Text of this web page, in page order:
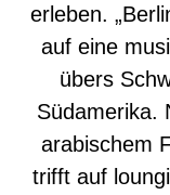
erleben.
auf eine
übers
Südamerika.
arabischem
trifft auf